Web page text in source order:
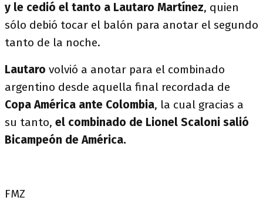
y le cedió el tanto a Lautaro Martínez, quien
sólo debió tocar el balón para anotar el segundo
tanto de la noche.
Lautaro volvió a anotar para el combinado
argentino desde aquella final recordada de
Copa América ante Colombia, la cual gracias a
su tanto, el combinado de Lionel Scaloni salió
Bicampeón de América.
FMZ